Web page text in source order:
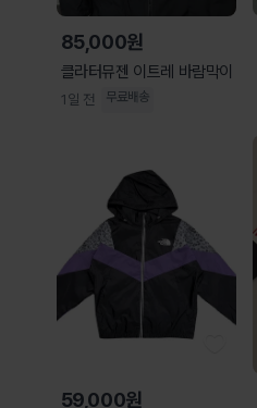
85,000원
클라터뮤젠 이트레 바람막이
1일 전 무료배송
59,000원